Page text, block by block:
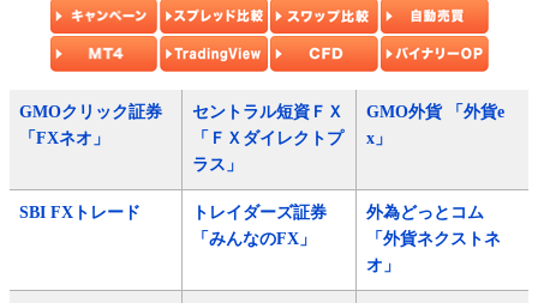
GMOクリック証券
「FXネオ」
セントラル短資ＦＸ
「ＦＸダイレクトプ
ラス」
GMO外貨 「外貨e
x」
SBI FXトレード
トレイダーズ証券
「みんなのFX」
外為どっとコム
「外貨ネクストネ
オ」